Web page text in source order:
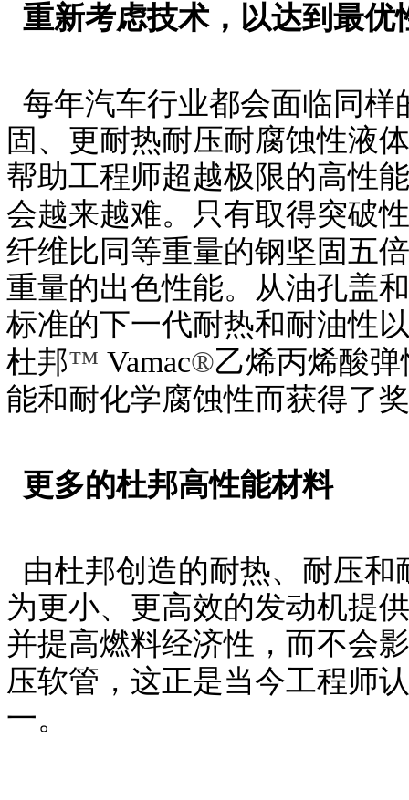
重新考虑技术，以达到最优
每年汽车行业都会面临同
固、更耐热耐压耐腐蚀性液
帮助工程师超越极限的高性
会越来越难。只有取得突破
纤维比同等重量的钢坚固五
重量的出色性能。从油孔盖
标准的下一代耐热和耐油性
杜邦™ Vamac®乙烯丙烯酸
能和耐化学腐蚀性而获得了
更多的杜邦高性能材料
由杜邦创造的耐热、耐压
为更小、更高效的发动机提
并提高燃料经济性，而不会
压软管，这正是当今工程师
一。